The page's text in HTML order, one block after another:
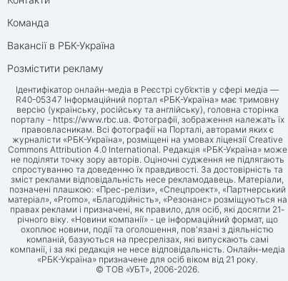
Команда
Вакансії в РБК-Україна
Розмістити рекламу
Ідентифікатор онлайн-медіа в Реєстрі суб’єктів у сфері медіа —
R40-05347 Інформаційний портал «РБК-Україна» має тримовну
версію (українську, російську та англійську), головна сторінка
порталу - https://www.rbc.ua. Фотографії, зображення належать їх
правовласникам. Всі фотографії на Порталі, авторами яких є
журналісти «РБК-Україна», розміщені на умовах ліцензії Creative
Commons Attribution 4.0 International. Редакція «РБК-Україна» може
не поділяти точку зору авторів. Оціночні судження не підлягають
спростуванню та доведенню їх правдивості. За достовірність та
зміст реклами відповідальність несе рекламодавець. Матеріали,
позначені плашкою: «Прес-релізи», «Спецпроект», «Партнерський
матеріал», «Promo», «Благодійність», «Резонанс» розміщуються на
правах реклами і призначені, як правило, для осіб, які досягли 21-
річного віку. «Новини компанії» - це інформаційний формат, що
охоплює новини, події та оголошення, пов'язані з діяльністю
компаній, базуються на пресрелізах, які випускають самі
компанії, і за які редакція не несе відповідальність. Онлайн-медіа
«РБК-Україна» призначене для осіб віком від 21 року.
© ТОВ «УБТ», 2006-2026.